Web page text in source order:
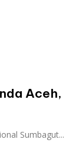
Aceh,
Sumbagut...